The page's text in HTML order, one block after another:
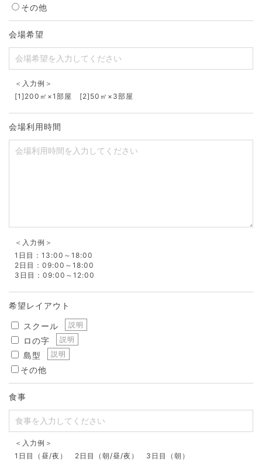
その他
会場希望
＜入力例＞
[1]200㎡×1部屋 [2]50㎡×3部屋
会場利用時間
＜入力例＞
1日目：13:00～18:00
2日目：09:00～18:00
3日目：09:00～12:00
希望レイアウト
スクール 説明
ロの字 説明
島型 説明
その他
食事
＜入力例＞
1日目（昼/夜） 2日目（朝/昼/夜） 3日目（朝）